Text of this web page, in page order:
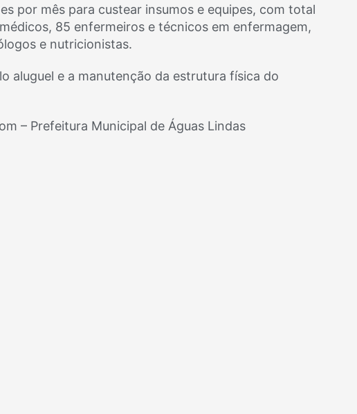
por mês para custear insumos e equipes, com total
85 enfermeiros e técnicos em enfermagem,
e nutricionistas.
aluguel e a manutenção da estrutura física do
– Prefeitura Municipal de Águas Lindas